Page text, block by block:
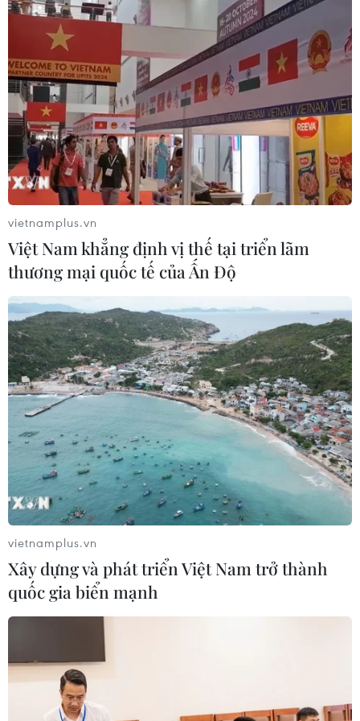
vietnamplus.vn
Việt Nam khẳng định vị thế tại triển lãm
thương mại quốc tế của Ấn Độ
vietnamplus.vn
Xây dựng và phát triển Việt Nam trở thành
quốc gia biển mạnh